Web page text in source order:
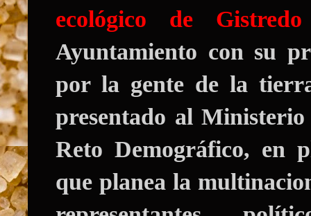
ecológico de
Ayuntamiento con su
por la gente de la
presentado al
Reto Demográfico, en
que planea la